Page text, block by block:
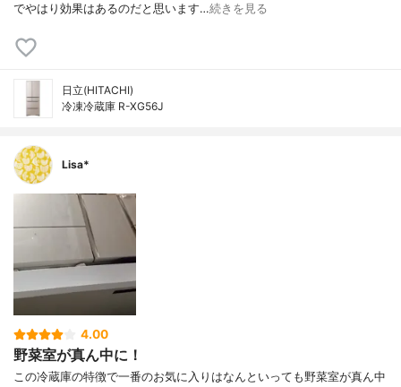
でやはり効果はあるのだと思います…続きを見る
日立(HITACHI)
冷凍冷蔵庫 R-XG56J
Lisa*
4.00
野菜室が真ん中に！
この冷蔵庫の特徴で一番のお気に入りはなんといっても野菜室が真ん中